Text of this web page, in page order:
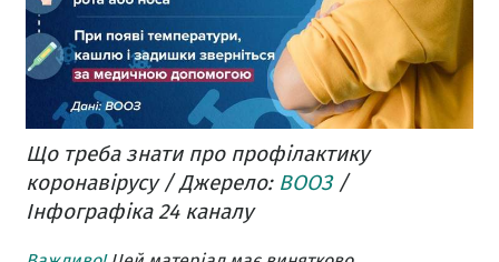
Що треба знати про профілактику
коронавірусу / Джерело: ВООЗ/
Інфографіка 24 каналу